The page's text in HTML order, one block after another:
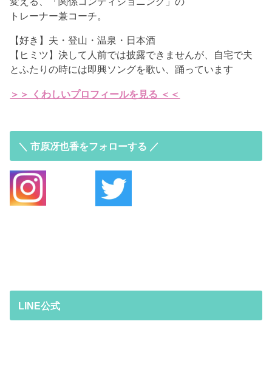
トレーナー兼コーチ。
【好き】夫・登山・温泉・日本酒
【ヒミツ】決して人前では披露できませんが、自宅で夫
とふたりの時には即興ソングを歌い、踊っています
＞＞ くわしいプロフィールを見る ＜＜
＼ 市原冴也香をフォローする ／
LINE公式